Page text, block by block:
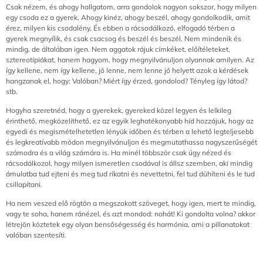
Csak nézem, és ahogy hallgatom, arra gondolok nagyon sokszor, hogy milyen
egy csoda ez a gyerek. Ahogy kinéz, ahogy beszél, ahogy gondolkodik, amit
érez, milyen kis csodalény. És ebben a rácsodálkozó, elfogadó térben a
gyerek megnyílik, és csak csacsog és beszél és beszél. Nem mindenik és
mindig, de általában igen. Nem aggatok rájuk címkéket, előítéleteket,
sztereotípiákat, hanem hagyom, hogy megnyilvánuljon olyannak amilyen. Az
így kellene, nem így kellene, jó lenne, nem lenne jó helyett azok a kérdések
hangzanak el, hogy: Valóban? Miért így érzed, gondolod? Tényleg így látod?
stb.
Hogyha szeretnéd, hogy a gyerekek, gyereked közel legyen és lelkileg
érinthető, megközelíthető, ez az egyik leghatékonyabb híd hozzájuk, hogy az
egyedi és megismételhetetlen lényük időben és térben a lehető legteljesebb
és legkreatívabb módon megnyilvánuljon és megmutathassa nagyszerűségét
számodra és a világ számára is. Ha minél többször csak úgy nézed és
rácsodálkozol, hogy milyen ismeretlen csodával is állsz szemben, aki mindig
ámulatba tud ejteni és meg tud ríkatni és nevettetni, fel tud dühíteni és le tud
csillapítani.
Ha nem veszed elő rögtön a megszokott szöveget, hogy igen, mert te mindig,
vagy te soha, hanem ránézel, és azt mondod: nahát! Ki gondolta volna? akkor
létrejön köztetek egy olyan bensőségesség és harmónia, ami a pillanatokat
valóban szentesíti.